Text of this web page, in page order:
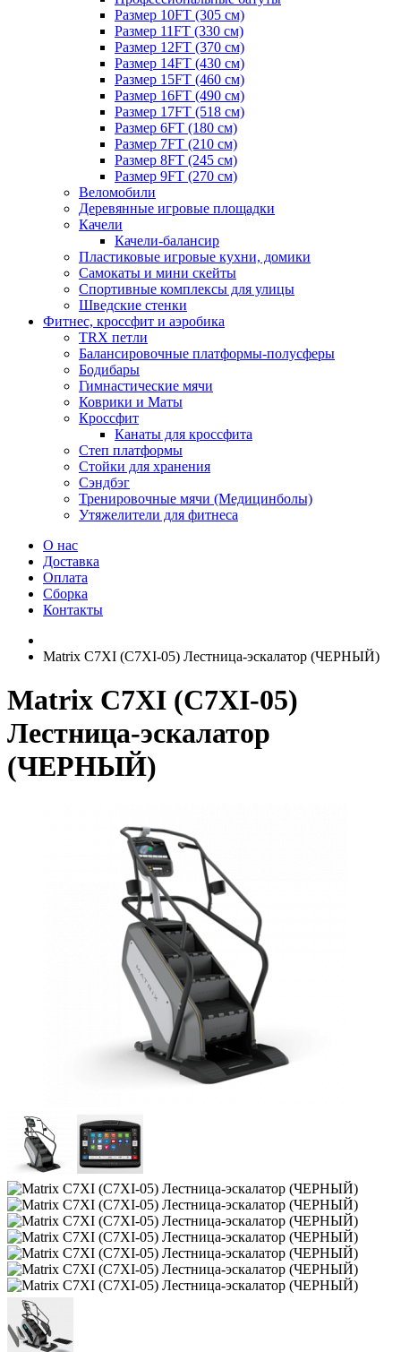
Размер 10FT (305 см)
Размер 11FT (330 см)
Размер 12FT (370 см)
Размер 14FT (430 см)
Размер 15FT (460 см)
Размер 16FT (490 см)
Размер 17FT (518 см)
Размер 6FT (180 см)
Размер 7FT (210 см)
Размер 8FT (245 см)
Размер 9FT (270 см)
Веломобили
Деревянные игровые площадки
Качели
Качели-балансир
Пластиковые игровые кухни, домики
Самокаты и мини скейты
Спортивные комплексы для улицы
Шведские стенки
Фитнес, кроссфит и аэробика
TRX петли
Балансировочные платформы-полусферы
Бодибары
Гимнастические мячи
Коврики и Маты
Кроссфит
Канаты для кроссфита
Степ платформы
Стойки для хранения
Сэндбэг
Тренировочные мячи (Медицинболы)
Утяжелители для фитнеса
О нас
Доставка
Оплата
Сборка
Контакты
Matrix C7XI (C7XI-05) Лестница-эскалатор (ЧЕРНЫЙ)
Matrix C7XI (C7XI-05)
Лестница-эскалатор
(ЧЕРНЫЙ)